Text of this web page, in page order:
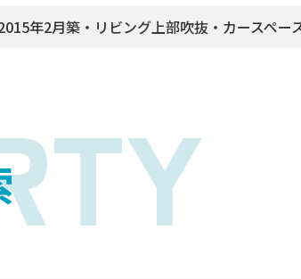
年2月築・リビング上部吹抜・カースペー